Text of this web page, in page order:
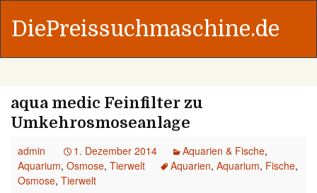
DiePreissuchmaschine.de
aqua medic Feinfilter zu
Umkehrosmoseanlage
admin 1. Dezember 2014 Aquarien & Fische,
Aquarium, Osmose, Tierwelt Aquarien, Aquarium, Fische,
Osmose, Tierwelt